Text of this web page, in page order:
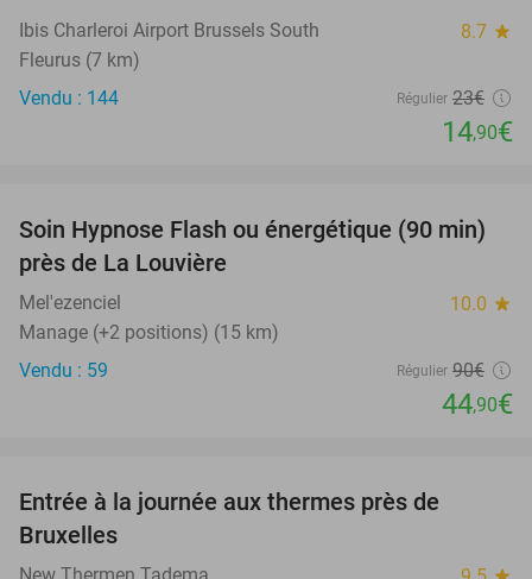
Ibis Charleroi Airport Brussels South 8.7 star
Fleurus (7 km)
Vendu : 144
Régulier 23€
14,90€
50%
Soin Hypnose Flash ou énergétique (90 min)
près de La Louvière
Mel'ezenciel 10.0 star
Manage (+2 positions) (15 km)
Vendu : 59
Régulier 90€
44,90€
Entrée à la journée aux thermes près de
Bruxelles